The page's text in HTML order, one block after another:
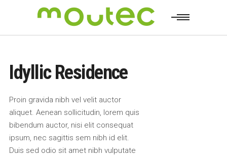
Idyllic Residence
Proin gravida nibh vel velit auctor
aliquet. Aenean sollicitudin, lorem quis
bibendum auctor, nisi elit consequat
ipsum, nec sagittis sem nibh id elit.
Duis sed odio sit amet nibh vulputate